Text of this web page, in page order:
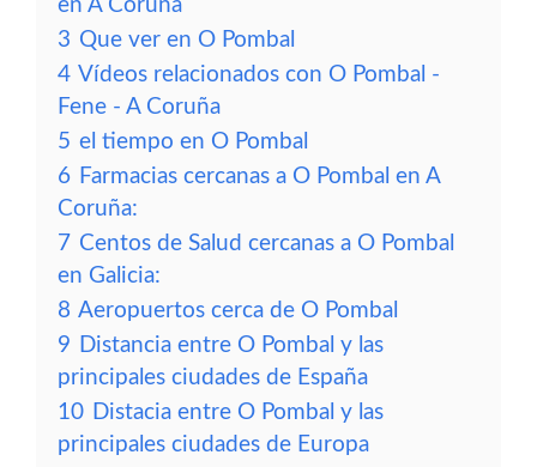
en A Coruña
3 Que ver en O Pombal
4 Vídeos relacionados con O Pombal -
Fene - A Coruña
5 el tiempo en O Pombal
6 Farmacias cercanas a O Pombal en A
Coruña:
7 Centos de Salud cercanas a O Pombal
en Galicia:
8 Aeropuertos cerca de O Pombal
9 Distancia entre O Pombal y las
principales ciudades de España
10 Distacia entre O Pombal y las
principales ciudades de Europa